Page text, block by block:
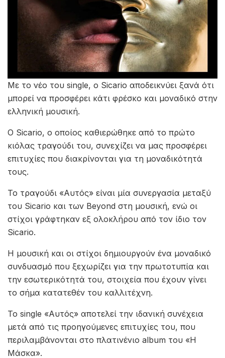
Με το νέο του single, ο Sicario αποδεικνύει ξανά ότι
μπορεί να προσφέρει κάτι φρέσκο και μοναδικό στην
ελληνική μουσική.
Ο Sicario, ο οποίος καθιερώθηκε από το πρώτο
κιόλας τραγούδι του, συνεχίζει να μας προσφέρει
επιτυχίες που διακρίνονται για τη μοναδικότητά
τους.
Το τραγούδι «Αυτός» είναι μία συνεργασία μεταξύ
του Sicario και των Beyond στη μουσική, ενώ οι
στίχοι γράφτηκαν εξ ολοκλήρου από τον ίδιο τον
Sicario.
Η μουσική και οι στίχοι δημιουργούν ένα μοναδικό
συνδυασμό που ξεχωρίζει για την πρωτοτυπία και
την εσωτερικότητά του, στοιχεία που έχουν γίνει
το σήμα κατατεθέν του καλλιτέχνη.
Το single «Αυτός» αποτελεί την ιδανική συνέχεια
μετά από τις προηγούμενες επιτυχίες του, που
περιλαμβάνονται στο πλατινένιο album του «Η
Μάσκα».